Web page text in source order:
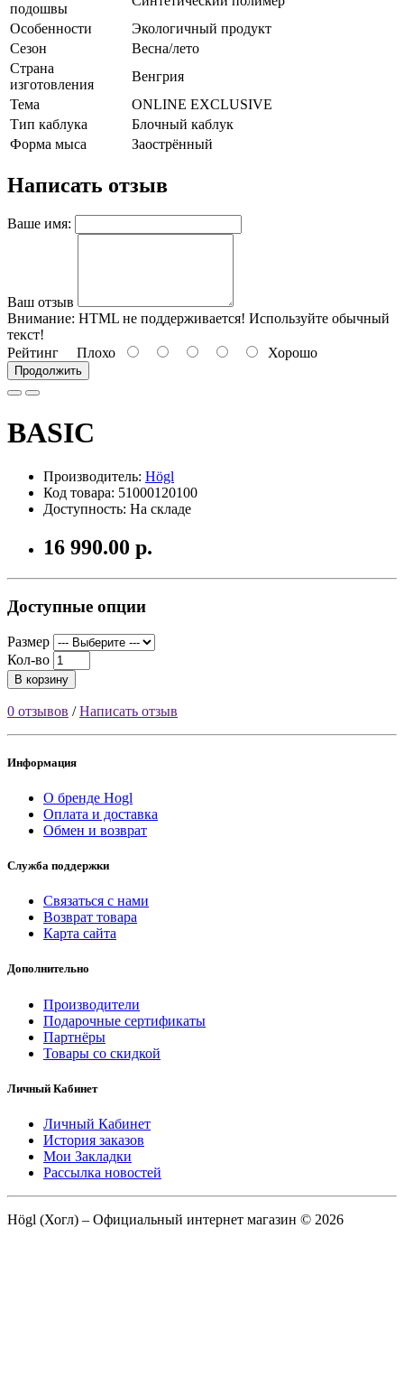
подошвы
Особенности
Экологичный продукт
Сезон
Весна/лето
Страна
изготовления
Венгрия
Тема
ONLINE EXCLUSIVE
Тип каблука
Блочный каблук
Форма мыса
Заострённый
Написать отзыв
Ваше имя:
Ваш отзыв
Внимание: HTML не поддерживается! Используйте обычный
текст!
Рейтинг Плохо Хорошо
Продолжить
BASIC
Производитель: Högl
Код товара: 51000120100
Доступность: На складе
16 990.00 р.
Доступные опции
Размер
Кол-во
В корзину
0 отзывов /Написать отзыв
Информация
О бренде Hogl
Оплата и доставка
Обмен и возврат
Служба поддержки
Связаться с нами
Возврат товара
Карта сайта
Дополнительно
Производители
Подарочные сертификаты
Партнёры
Товары со скидкой
Личный Кабинет
Личный Кабинет
История заказов
Мои Закладки
Рассылка новостей
Högl (Хогл) – Официальный интернет магазин © 2026